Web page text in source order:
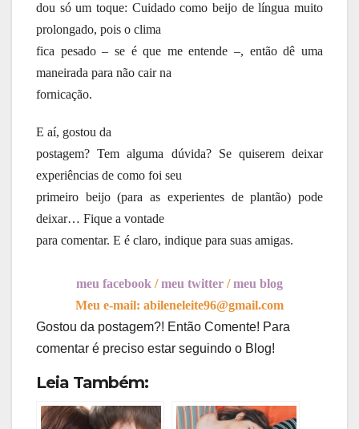
dou só um toque: Cuidado como beijo de língua muito
prolongado, pois o clima
fica pesado – se é que me entende –, então dê uma
maneirada para não cair na
fornicação.
E aí, gostou da
postagem? Tem alguma dúvida? Se quiserem deixar
experiências de como foi seu
primeiro beijo (para as experientes de plantão) pode
deixar… Fique a vontade
para comentar. E é claro, indique para suas amigas.
meu facebook /meu twitter /meu blog
Meu e-mail: abileneleite96@gmail.com
Gostou da postagem?! Então Comente! Para
comentar é preciso estar seguindo o Blog!
Leia Também: